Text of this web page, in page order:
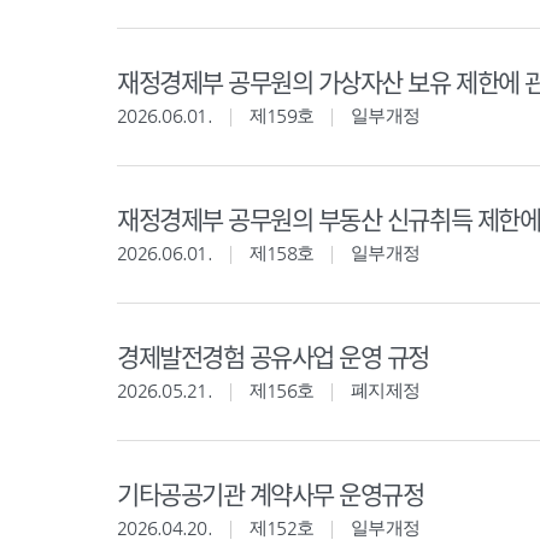
재정경제부 공무원의 가상자산 보유 제한에
2026.06.01. 제159호 일부개정
재정경제부 공무원의 부동산 신규취득 제한
2026.06.01. 제158호 일부개정
경제발전경험 공유사업 운영 규정
2026.05.21. 제156호 폐지제정
기타공공기관 계약사무 운영규정
2026.04.20. 제152호 일부개정